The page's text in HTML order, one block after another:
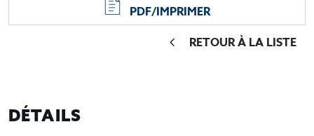
PDF/IMPRIMER
RETOUR À LA LISTE
DÉTAILS